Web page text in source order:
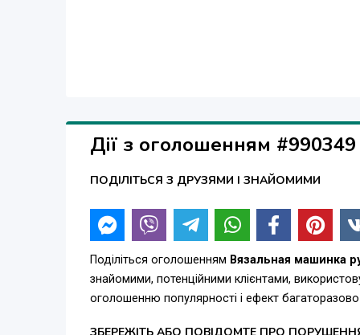
Дії з оголошенням #990349
ПОДІЛІТЬСЯ З ДРУЗЯМИ І ЗНАЙОМИМИ
Поділіться оголошенням Вязальная машинка
знайомими, потенційними клієнтами,
оголошенню популярності і ефект